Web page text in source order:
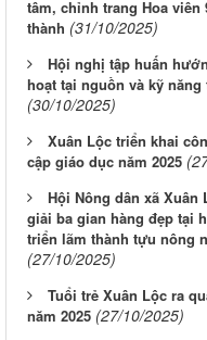
tâm, chỉnh trang Hoa viên
thành (31/10/2025)
Hội nghị tập huấn
hoạt tại nguồn và kỹ
(30/10/2025)
Xuân Lộc triển khai
cập giáo dục năm 2025
Hội Nông dân xã
giải ba gian hàng đẹp tại
triển lãm thành tựu nông
(27/10/2025)
Tuổi trẻ Xuân Lộc ra
năm 2025 (27/10/2025)